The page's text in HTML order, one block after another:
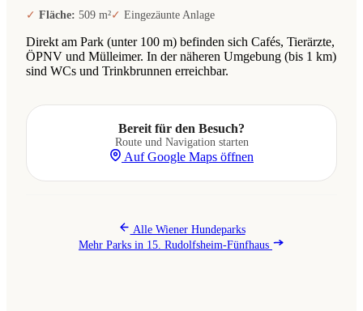
Fläche: 509 m² Eingezäunte Anlage
Direkt am Park (unter 100 m) befinden sich Cafés, Tierärzte,
ÖPNV und Mülleimer. In der näheren Umgebung (bis 1 km)
sind WCs und Trinkbrunnen erreichbar.
Bereit für den Besuch?
Route und Navigation starten
Auf Google Maps öffnen
Alle Wiener Hundeparks
Mehr Parks in 15. Rudolfsheim-Fünfhaus